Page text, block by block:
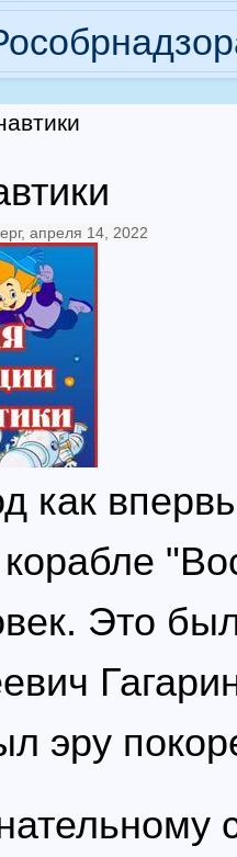
апреля 14, 2022
как
Это
эру